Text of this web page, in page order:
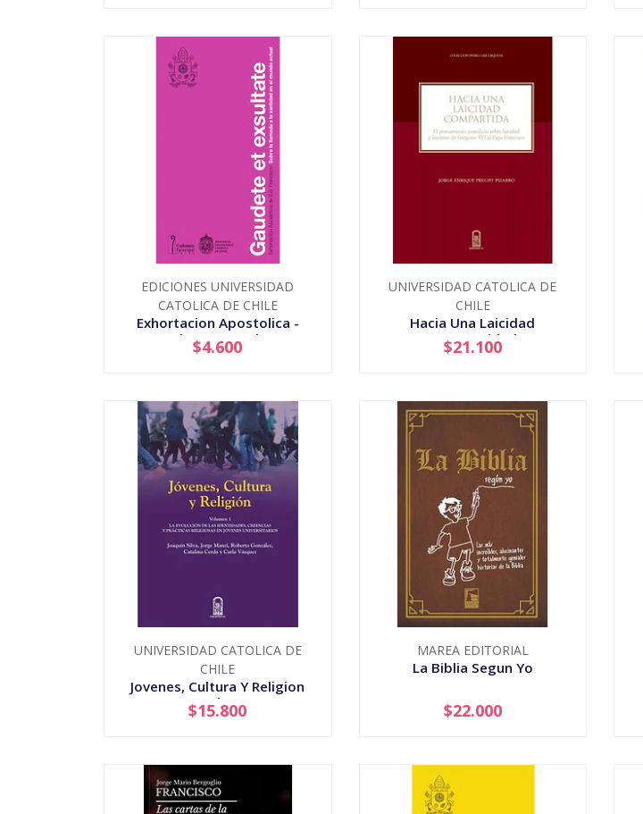
EDICIONES UNIVERSIDAD
CATOLICA DE CHILE
Exhortacion Apostolica -
Gaudete Et Exsultate
+
$4.600
UNIVERSIDAD CATOLICA DE
CHILE
Hacia Una Laicidad
Compartidad
+
$21.100
UNIVERSIDAD CATOLICA DE
CHILE
Jovenes, Cultura Y Religion
Vol. 1
+
$15.800
MAREA EDITORIAL
La Biblia Segun Yo
+
$22.000